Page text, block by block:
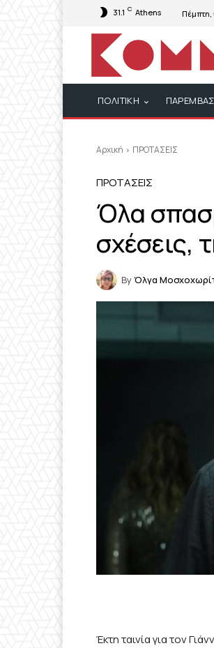
31.1 C Athens Πέμπτη,
ΠΟΛΙΤΙΚΗ
Αρχική ΠΡΟΤΑΣΕΙΣ
ΠΡΟΤΑΣΕΙΣ
Όλα
σχέσεις,
ByΌλγα
Έκτη ταινία για τον